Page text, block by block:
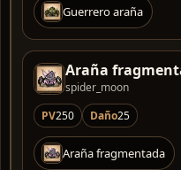
Guerrero araña
Araña
spider_moon
PV250 Daño25
Araña fragmentada